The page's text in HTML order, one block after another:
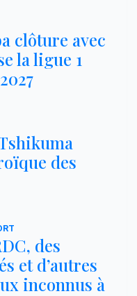
clôture avec
la ligue 1
des
des
et d’autres
inconnus à